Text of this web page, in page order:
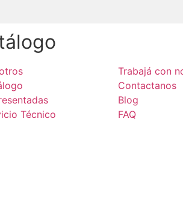
Técnico
Trabajá con
Contactanos
Blog
FAQ